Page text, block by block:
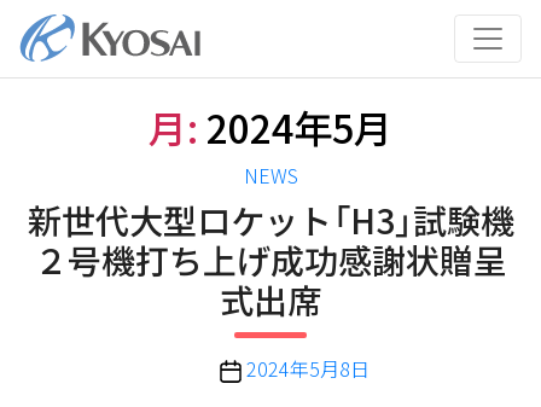
テ
月: 2024年5月
カ
テ
ゴ
リ
ー
NEWS
新世代大型ロケット「H3」試験機
２号機打ち上げ成功感謝状贈呈
式出席
投 2024年5月8日